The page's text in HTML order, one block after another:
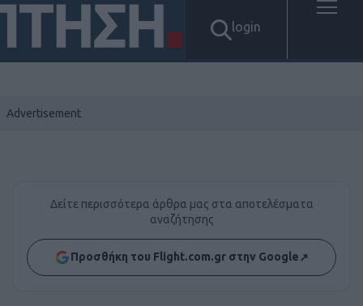
login
Δείτε περισσότερα άρθρα μας στα αποτελέσματα
αναζήτησης
Προσθήκη του Flight.com.gr στην Google↗